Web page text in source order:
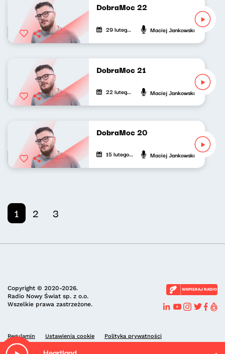
DobraMoc 22
29 lutego 2024 Maciej Jankowski
DobraMoc 21
22 lutego 2024 Maciej Jankowski
DobraMoc 20
15 lutego 2024 Maciej Jankowski
1 2 3
Copyright © 2020-2026.
Radio Nowy Świat sp. z o.o.
Wszelkie prawa zastrzeżone.
WSPIERAJ RADIO
Regulamin Ustawienia cookie Polityka prywatności